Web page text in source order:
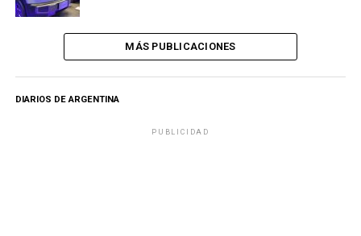
MÁS PUBLICACIONES
DIARIOS DE ARGENTINA
PUBLICIDAD